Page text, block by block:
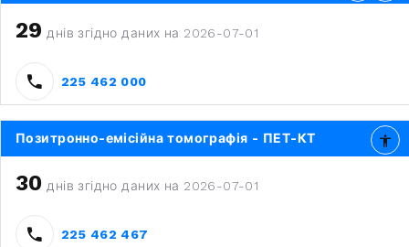
29 днів згідно даних на 2026-07-01
225 462 000
Позитронно-емісійна томографія - ПЕТ-КТ
30 днів згідно даних на 2026-07-01
225 462 467